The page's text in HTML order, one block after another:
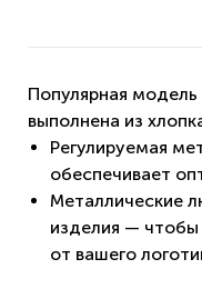
Популярная
выполнена из
Регулируемая
обеспечивает
Металлические
изделия — чтобы
от вашего